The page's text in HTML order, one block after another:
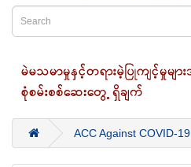
ACC Against COVID-19